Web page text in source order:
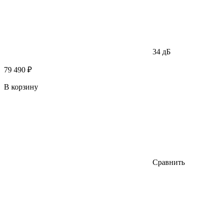
34 дБ
79 490 ₽
В корзину
Сравнить